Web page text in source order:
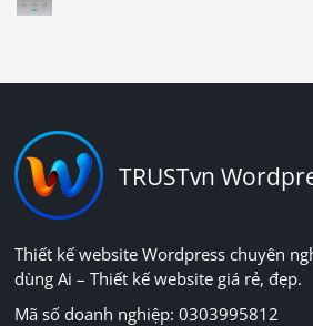
TRUSTvn
Thiết kế website Wordpress chuyên
dùng Ai – Thiết kế website giá rẻ, đẹp.
Mã số doanh nghiệp: 0303995812